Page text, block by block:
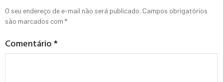
O seu endereço de e-mail não será publicado. Campos obrigatórios
são marcados com *
Comentário*